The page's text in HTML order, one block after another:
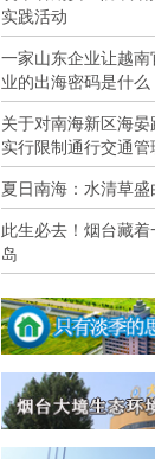
实践活动
一家山东企业让越
业的出海密码是什么
关于对南海新区海
实行限制通行交通
夏日南海：水清草
此生必去！烟台藏
岛